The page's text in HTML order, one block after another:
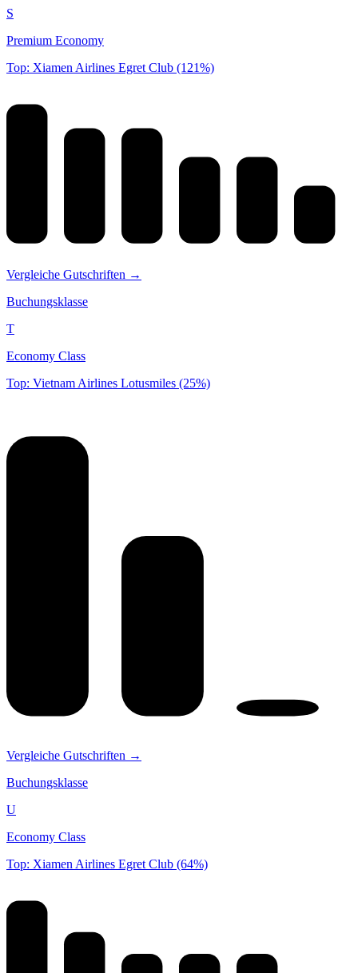
S
Premium Economy
Top: Xiamen Airlines Egret Club (121%)
Vergleiche Gutschriften →
Buchungsklasse
T
Economy Class
Top: Vietnam Airlines Lotusmiles (25%)
Vergleiche Gutschriften →
Buchungsklasse
U
Economy Class
Top: Xiamen Airlines Egret Club (64%)